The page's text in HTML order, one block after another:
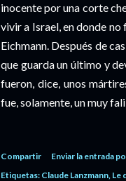
inocente por una corte
vivir a Israel, en donde
Eichmann. Después de
que guarda un último y
fueron, dice, unos
fue, solamente, un muy
Compartir
Enviar la entrada
Etiquetas: Claude Lanzmann Le